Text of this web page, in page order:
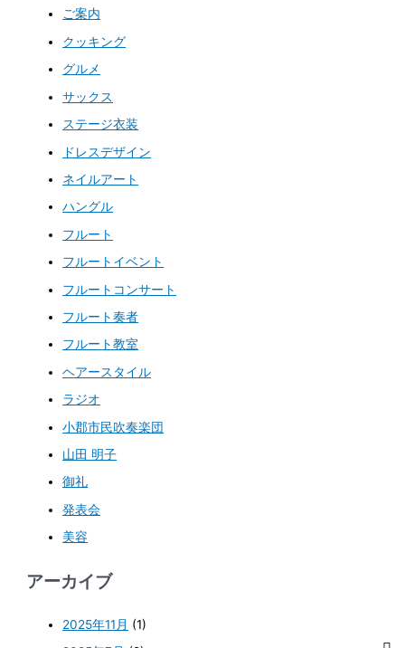
ご案内
クッキング
グルメ
サックス
ステージ衣装
ドレスデザイン
ネイルアート
ハングル
フルート
フルートイベント
フルートコンサート
フルート奏者
フルート教室
ヘアースタイル
ラジオ
小郡市民吹奏楽団
山田 明子
御礼
発表会
美容
アーカイブ
2025年11月 (1)